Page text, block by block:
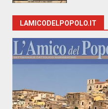
LAMICODELPOPOLO.IT